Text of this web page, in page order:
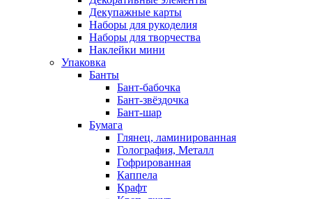
Декупажные карты
Наборы для рукоделия
Наборы для творчества
Наклейки мини
Упаковка
Банты
Бант-бабочка
Бант-звёздочка
Бант-шар
Бумага
Глянец, ламинированная
Голография, Металл
Гофрированная
Каппела
Крафт